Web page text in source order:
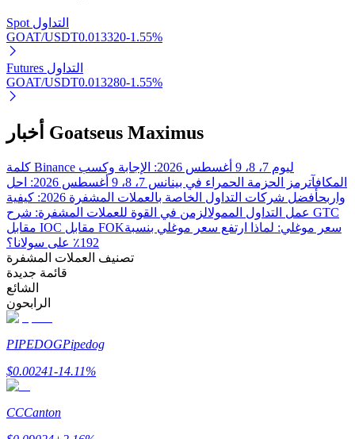
تعلم الستاكينغ
تعرف على كيفية كسب الدخل السلبي
Bitrue
شركاء بيترو
Spot التداول
GOAT/USDT0.013320-1.55%
Futures التداول
GOAT/USDT0.013280-1.55%
أخبار Goatseus Maximus
كلمة Binance ليوم 7، 8، 9 أغسطس 2026: الإجابة وكسب
المكافآت
رمز الحزمة الحمراء في بينانس 7، 8، 9 أغسطس 2026: احل
واربح
أفضل شركات التداول الخاصة بالعملات المشفرة 2026: كيفية
عمل التداول الممولالزمن في القوة للعملات المشفرة: شرح GTC
مقابل IOC مقابل FOKسعر موغلي: لماذا ارتفع سعر موغلي بنسبة
192٪ على سولانا؟
تصنيف العملات المشفرة
قائمة جديدة
الشائع
الرابحون
PIPEDOGPipedog
$0.00241-14.11%
CCCanton